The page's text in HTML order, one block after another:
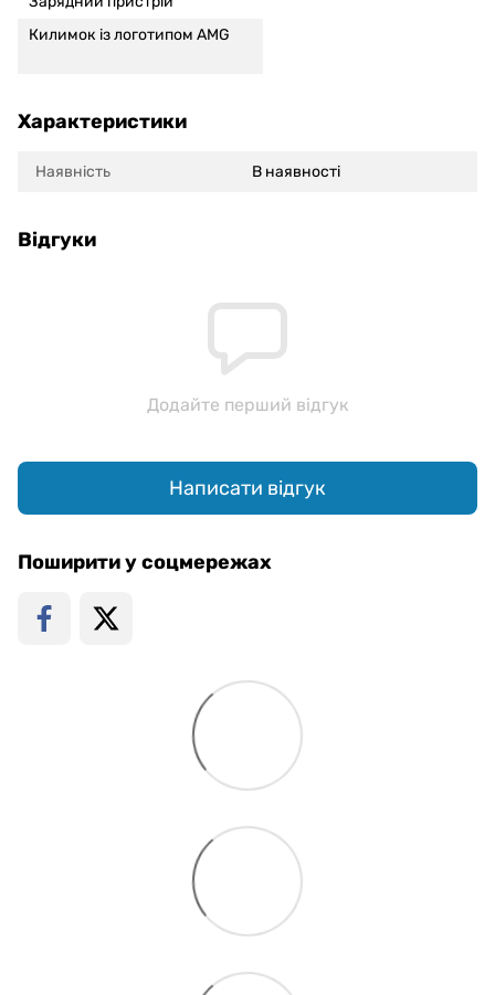
Килимок із логотипом AMG
Характеристики
Наявність В наявності
Відгуки
Додайте перший відгук
Написати відгук
Поширити у соцмережах